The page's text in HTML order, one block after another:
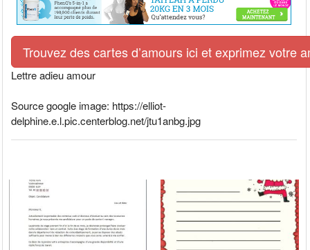
Trouvez des cartes d’amours ici et exprimez votre
Lettre adieu amour
Source google image: https://elliot-
delphine.e.l.pic.centerblog.net/jtu1anbg.jpg